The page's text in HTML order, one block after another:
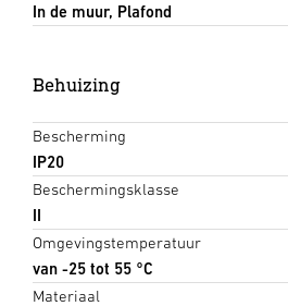
In de muur, Plafond
Behuizing
Bescherming
IP20
Beschermingsklasse
II
Omgevingstemperatuur
van -25 tot 55 °C
Materiaal